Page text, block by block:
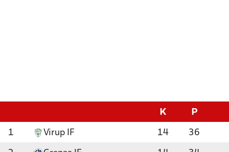
K P
1 Virup IF 14 36